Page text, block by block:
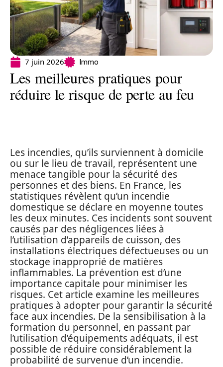
7 juin 2026 Immo
Les meilleures pratiques pour
réduire le risque de perte au feu
Les incendies, qu’ils surviennent à domicile
ou sur le lieu de travail, représentent une
menace tangible pour la sécurité des
personnes et des biens. En France, les
statistiques révèlent qu’un incendie
domestique se déclare en moyenne toutes
les deux minutes. Ces incidents sont souvent
causés par des négligences liées à
l’utilisation d’appareils de cuisson, des
installations électriques défectueuses ou un
stockage inapproprié de matières
inflammables. La prévention est d’une
importance capitale pour minimiser les
risques. Cet article examine les meilleures
pratiques à adopter pour garantir la sécurité
face aux incendies. De la sensibilisation à la
formation du personnel, en passant par
l’utilisation d’équipements adéquats, il est
possible de réduire considérablement la
probabilité de survenue d’un incendie.